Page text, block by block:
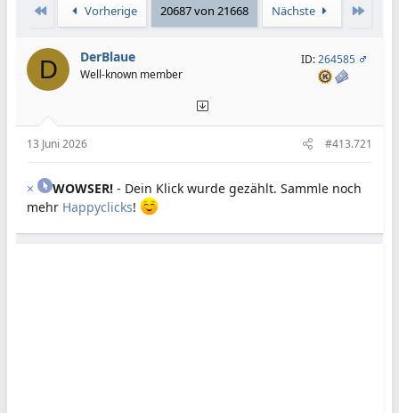
s
l
e
s
t
l
l
Erste
Vorherige 20687 von 21668 Nächste
D DerBlaue
Well-known member
ID:264585
13 Juni 2026 #413.721
× WOWSER! - Dein Klick wurde gezählt. Sammle noch
mehr Happyclicks!